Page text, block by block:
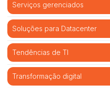
Serviços gerenciados
Soluções para Datacenter
Tendências de TI
Transformação digital